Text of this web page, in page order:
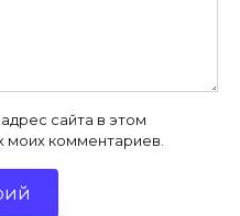
сайта в этом
моих комментариев.